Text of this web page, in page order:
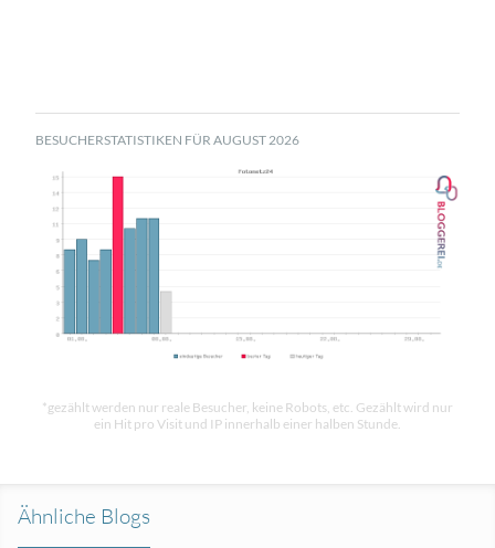
BESUCHERSTATISTIKEN FÜR AUGUST 2026
*gezählt werden nur reale Besucher, keine Robots, etc. Gezählt wird nur
ein Hit pro Visit und IP innerhalb einer halben Stunde.
Ähnliche Blogs